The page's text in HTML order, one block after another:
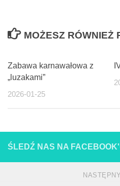
MOŻESZ RÓWNIEŻ
Zabawa karnawałowa z
„luzakami”
2026-01-25
ŚLEDŹ NAS NA